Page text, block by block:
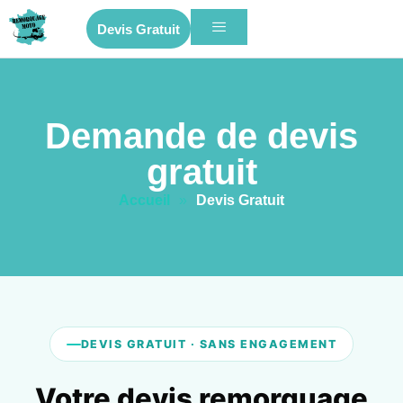
Devis Gratuit
Demande de devis
gratuit
Accueil » Devis Gratuit
DEVIS GRATUIT · SANS ENGAGEMENT